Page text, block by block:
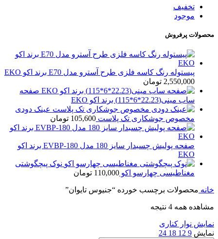
تخفیف
موجود
محصولات پرفروش
پیستوله رنگ کاسه فلزی طرح آسترو مدل E70 برند اکو EKO
2,550,000 تومان
صفحه
ساب مینی(22.23*6*115) برند اکو EKO
عینک دودی
مخصوص جوشکاری تک پلاست 105,600 تومان
صفحه پولیش چسبدار سایز 180 مدل EVBP-180 برند اکو
EKO
نوک پیچگوشتی
مغناطیسی چهارسو اکو 110,000 تومان
خانه محصولات برچسب خورده “جنیوس تایوان”
مشاهده همه 4 نتیجه
نمایش نوار کناری
نمایش 9
12
18
24